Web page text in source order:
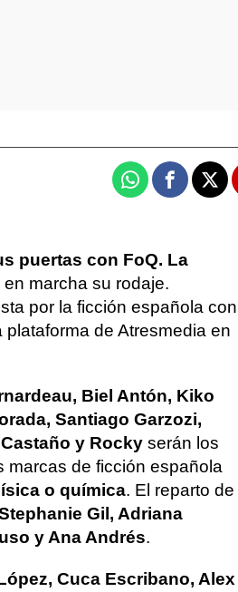
WhatsappFacebook
X
puertas con FoQ. La
marcha su rodaje.
por la ficción española con
de Atresmedia en
Biel Antón, Kiko
Santiago Garzozi,
y Rocky serán los
marcas de ficción española
o química. El reparto de
Gil, Adriana
y Ana Andrés.
Cuca Escribano, Alex